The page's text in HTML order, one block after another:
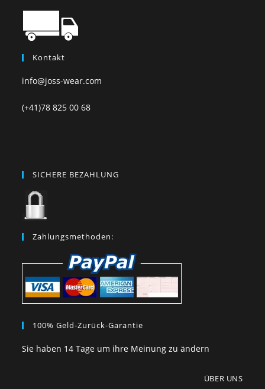
Kontakt
info@joss-wear.com
(+41)78 825 00 68
SICHERE BEZAHLUNG
Zahlungsmethoden:
100% Geld-Zurück-Garantie
Sie haben 14 Tage um ihre Meinung zu ändern
ÜBER UNS